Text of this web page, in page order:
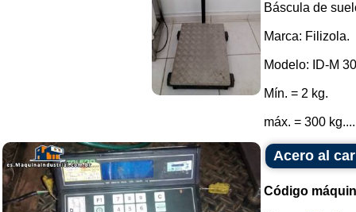
Báscula de
Marca: Filizola.
Modelo: ID-M
Mín. = 2 kg.
máx. = 300 kg....
Acero al
Código